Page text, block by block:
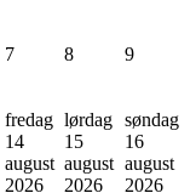
7 8 9
fredag
14
august
2026
lørdag
15
august
2026
søndag
16
august
2026